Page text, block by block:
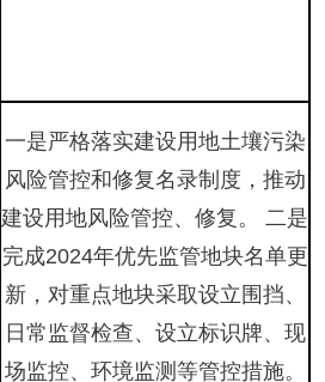
一是严格落实建设用地土壤污染
风险管控和修复名录制度，推动
建设用地风险管控、修复。 二是
完成2024年优先监管地块名单更
新，对重点地块采取设立围挡、
日常监督检查、设立标识牌、现
场监控、环境监测等管控措施。